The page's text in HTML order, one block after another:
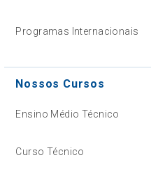
Programas Internacionais
Nossos Cursos
Ensino Médio Técnico
Curso Técnico